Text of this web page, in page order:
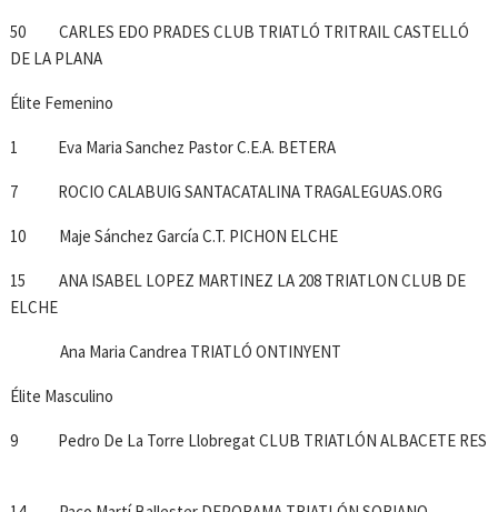
50 CARLES EDO PRADES CLUB TRIATLÓ TRITRAIL CASTELLÓ
DE LA PLANA
Élite Femenino
1 Eva Maria Sanchez Pastor C.E.A. BETERA
7 ROCIO CALABUIG SANTACATALINA TRAGALEGUAS.ORG
10 Maje Sánchez García C.T. PICHON ELCHE
15 ANA ISABEL LOPEZ MARTINEZ LA 208 TRIATLON CLUB DE
ELCHE
Ana Maria Candrea TRIATLÓ ONTINYENT
Élite Masculino
9 Pedro De La Torre Llobregat CLUB TRIATLÓN ALBACETE RES